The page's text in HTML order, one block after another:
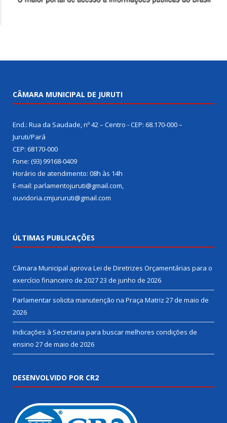
CÂMARA MUNICIPAL DE JURUTI
End.: Rua da Saudade, nº 42 – Centro - CEP: 68.170-000 –
Juruti/Pará
CEP: 68170-000
Fone: (93) 99168-0409
Horário de atendimento: 08h às 14h
E-mail: parlamentojuruti@gmail.com,
ouvidoria.cmjururuti@gmail.com
ÚLTIMAS PUBLICAÇÕES
Câmara Municipal aprova Lei de Diretrizes Orçamentárias para o
exercício financeiro de 202723 de junho de 2026
Parlamentar solicita manutenção na Praça Matriz 27 de maio de
2026
Indicações à Secretaria para buscar melhores condições de
ensino 27 de maio de 2026
DESENVOLVIDO POR CR2